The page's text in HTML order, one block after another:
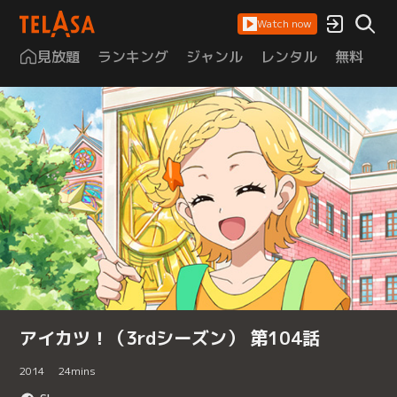
Watch now
見放題 ランキング ジャンル レンタル 無料
アイカツ！（3rdシーズン） 第104話
2014 24mins